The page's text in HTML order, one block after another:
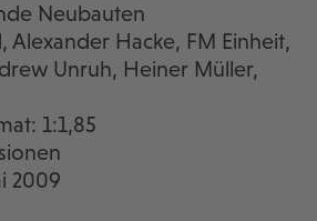
Neubauten
Alexander Hacke, FM Einheit,
Unruh, Heiner Müller,
1:1,85
2009